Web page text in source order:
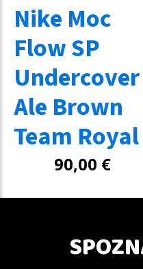
Nike Moc
Flow SP
Undercover
Ale Brown
Team Royal
90,00 €